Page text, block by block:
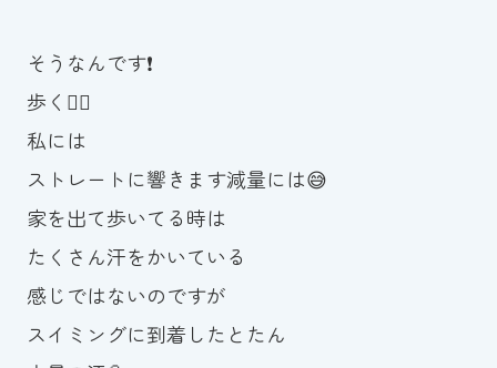
そうなんです❗️
歩く🚶‍♂️
私には
ストレートに響きます減量には😅
家を出て歩いてる時は
たくさん汗をかいている
感じではないのですが
スイミングに到着したとたん